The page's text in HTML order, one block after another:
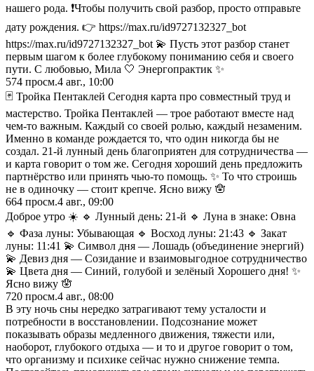
нашего рода. ❗️Чтобы получить свой разбор, просто отправьте
дату рождения. 👉 https://max.ru/id9727132327_bot
https://max.ru/id9727132327_bot 💫 Пусть этот разбор станет
первым шагом к более глубокому пониманию себя и своего
пути. С любовью, Мила 🤍 Энергопрактик ✨
574 просм.4 авг., 10:00
🃏 Тройка Пентаклей Сегодня карта про совместный труд и
мастерство. Тройка Пентаклей — трое работают вместе над
чем-то важным. Каждый со своей ролью, каждый незаменим.
Именно в команде рождается то, что один никогда бы не
создал. 21-й лунный день благоприятен для сотрудничества —
и карта говорит о том же. Сегодня хороший день предложить
партнёрство или принять чью-то помощь. ✨ То что строишь
не в одиночку — стоит крепче. Ясно вижу 🪬
664 просм.4 авг., 09:00
Доброе утро ☀️ 🔹 Лунный день: 21-й 🔹 Луна в знаке: Овна
🔹 Фаза луны: Убывающая 🔹 Восход луны: 21:43 🔹 Закат
луны: 11:41 💫 Символ дня — Лошадь (объединение энергий)
💫 Девиз дня — Созидание и взаимовыгодное сотрудничество
💫 Цвета дня — Синий, голубой и зелёный Хорошего дня! ✨
Ясно вижу 🪬
720 просм.4 авг., 08:00
В эту ночь сны нередко затрагивают тему усталости и
потребности в восстановлении. Подсознание может
показывать образы медленного движения, тяжести или,
наоборот, глубокого отдыха — и то и другое говорит о том,
что организму и психике сейчас нужно снижение темпа.